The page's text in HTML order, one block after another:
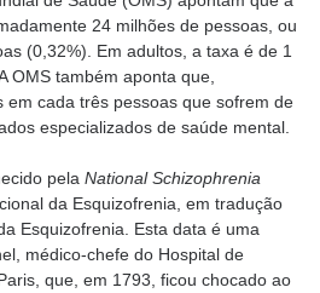
24 milhões de pessoas, ou
(0,32%). Em adultos, a taxa é de 1
OMS também aponta que,
em cada três pessoas que sofrem de
especializados de saúde mental.
pela National Schizophrenia
da Esquizofrenia, em tradução
Esquizofrenia. Esta data é uma
médico-chefe do Hospital de
que, em 1793, ficou chocado ao